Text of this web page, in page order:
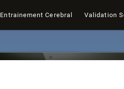
Entrainement Cerebral Validation